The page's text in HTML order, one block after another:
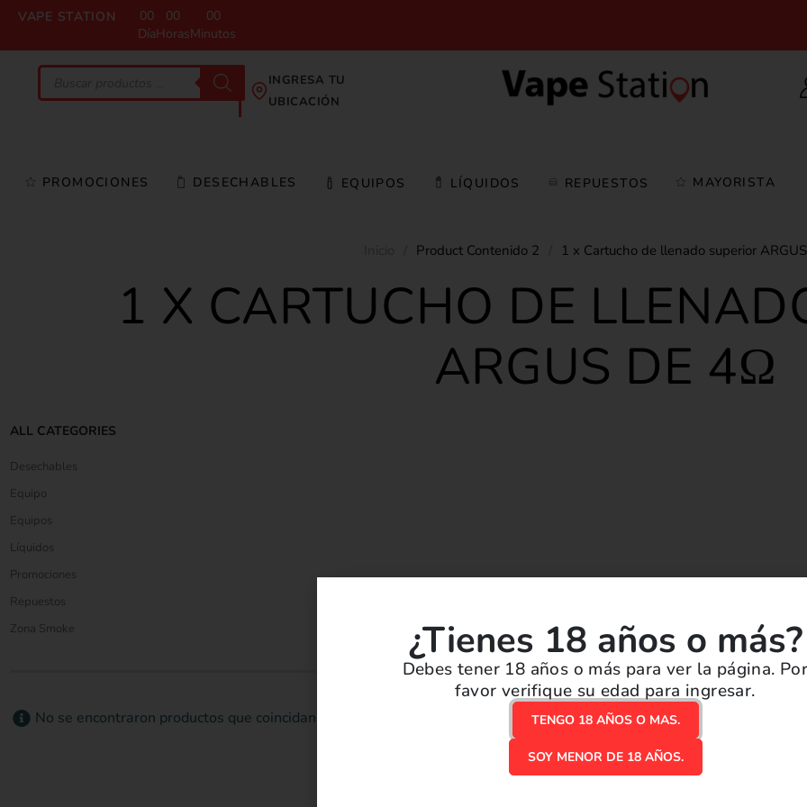
VAPE STATION
00
Día
00
Horas
00
Minutos
INGRESA TU
UBICACIÓN
PROMOCIONES DESECHABLES EQUIPOS LÍQUIDOS REPUESTOS MAYORISTA
Product Contenido 2 1 x Cartucho de llenado superior
1 X CARTUCHO DE
ARGUS DE 4Ω
ALL CATEGORIES
Desechables
Equipo
Equipos
Líquidos
Promociones
Repuestos
Zona Smoke
No se encontraron productos que coincidan con su selección.
¿Tienes 18 años o más?
Debes tener 18 años o más para ver la página.
favor verifique su edad para ingresar.
TENGO 18 AÑOS O MAS.
SOY MENOR DE 18 AÑOS.